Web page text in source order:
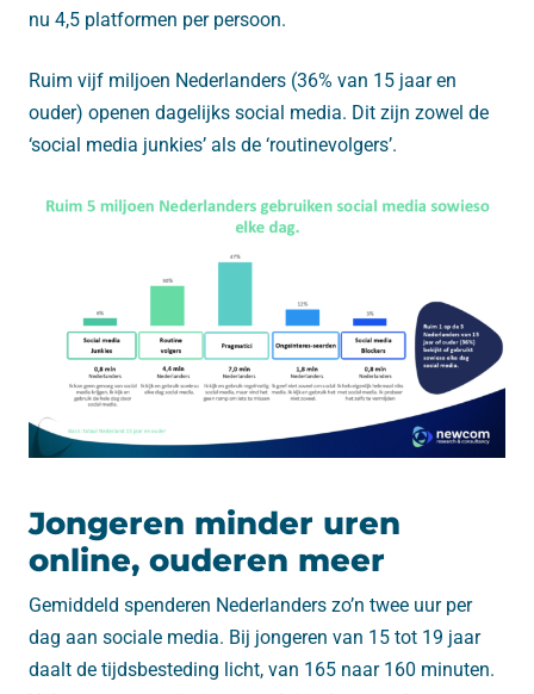
nu 4,5 platformen per persoon.
Ruim vijf miljoen Nederlanders (36% van 15 jaar en
ouder) openen dagelijks social media. Dit zijn zowel de
‘social media junkies’ als de ‘routinevolgers’.
Jongeren minder uren
online, ouderen meer
Gemiddeld spenderen Nederlanders zo’n twee uur per
dag aan sociale media. Bij jongeren van 15 tot 19 jaar
daalt de tijdsbesteding licht, van 165 naar 160 minuten.